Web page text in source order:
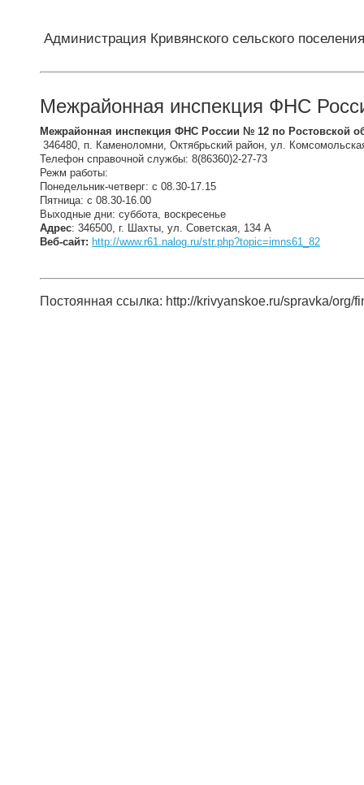
Администрация Кривянского сельского поселения
Межрайонная инспекция ФНС
Межрайонная инспекция ФНС России № 12 по Ростовской
346480, п. Каменоломни, Октябрьский район, ул.
Телефон справочной службы: 8(86360)2-27-73
Режм работы:
Понедельник-четверг: с 08.30-17.15
Пятница: с 08.30-16.00
Выходные дни: суббота, воскресенье
Адрес: 346500, г. Шахты, ул. Советская, 134 А
Веб-сайт: http://www.r61.nalog.ru/str.php?topic=imns61_82
Постоянная ссылка: http://krivyanskoe.ru/spravka/org/